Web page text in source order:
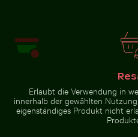
Erlaubt die Verwendung in
innerhalb der gewählten
eigenständiges Produkt nicht